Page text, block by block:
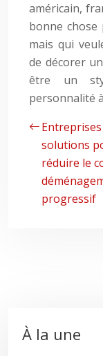
américain,
bonne chose
mais qui
de décorer
être un
personnalité
Entreprises
solutions
réduire le
progressif
À la une